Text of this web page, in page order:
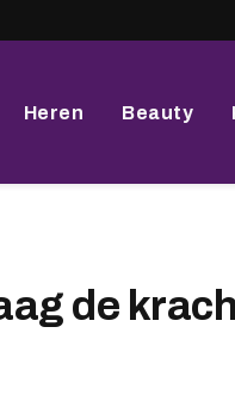
Heren Beauty
de